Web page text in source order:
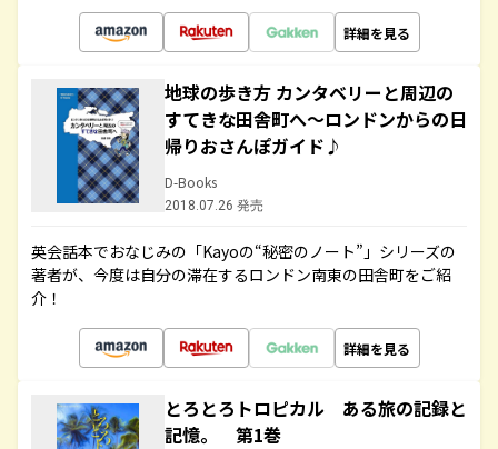
詳細を見る
地球の歩き方 カンタベリーと周辺の
すてきな田舎町へ～ロンドンからの日
帰りおさんぽガイド♪
D-Books
2018.07.26 発売
英会話本でおなじみの「Kayoの“秘密のノート”」シリーズの
著者が、今度は自分の滞在するロンドン南東の田舎町をご紹
介！
詳細を見る
とろとろトロピカル ある旅の記録と
記憶。 第1巻